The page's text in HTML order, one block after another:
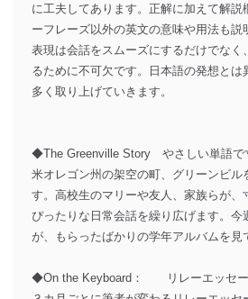
に工夫してあります。正解に加えて解説
ーフレーズ以外の英文の意味や用法も説
表現は会話をスムーズにするだけでなく
るために不可欠です。日本語の発想とは
多く取り上げていきます。
◆The Greenville Story やさしい単語
米オレゴン州の架空の町、グリーンビル
す。高校生のマリーや友人、家族らが、
ぴったりな日常会話を繰り広げます。今
が、もらったばかりの学年アルバムを見
◆On the Keyboard： リレーエッセー